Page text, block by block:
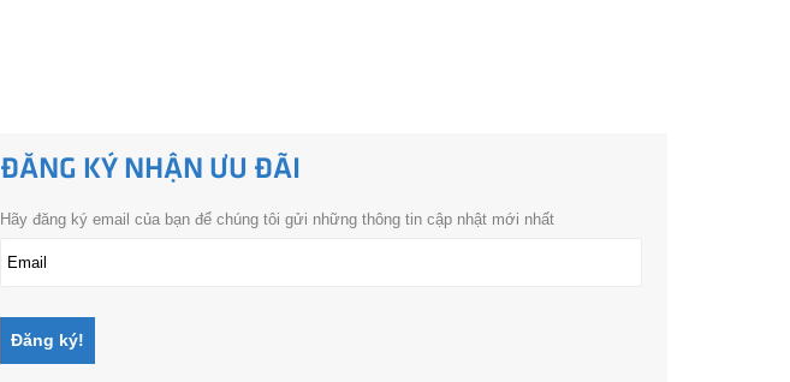
ĐĂNG KÝ NHẬN ƯU ĐÃI
Hãy đăng ký email của bạn để chúng tôi gửi những thông tin cập nhật mới nhất